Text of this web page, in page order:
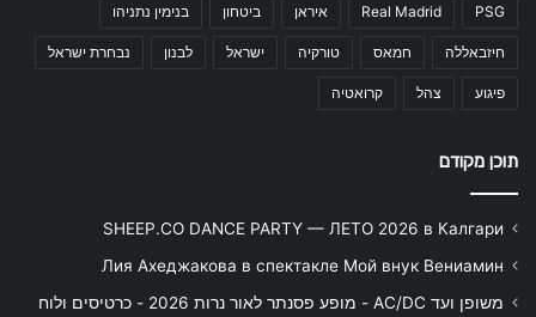
PSG
Real Madrid איראן ביטחון בנימין נתניהו
חיזבאללה חמאס טורקיה ישראל לבנון נבחרת ישראל
פיגוע צהל קרואטיה
תוכן מקודם
SHEEP.CO DANCE PARTY — ЛЕТО 2026 в Калгари
Лия Ахеджакова в спектакле Мой внук Вениамин
משופן ועד AC/DC - מופע פסנתר לאור נרות 2026 - כרטיסים ולוח